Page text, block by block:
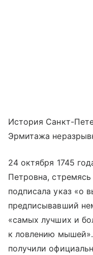
История Санкт-
Эрмитажа
24 октября 1745
Петровна,
подписала указ «о
предписывавший
«самых лучших и
к ловлению
получили